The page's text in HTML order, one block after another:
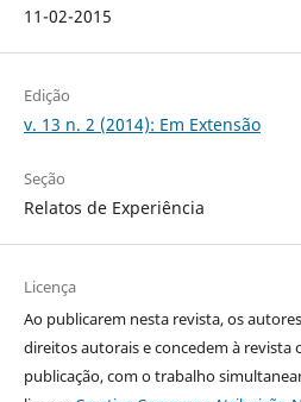
11-02-2015
Edição
v. 13 n. 2 (2014): Em Extensão
Seção
Relatos de Experiência
Licença
Ao publicarem nesta revista, os
direitos autorais e concedem à revista
publicação, com o trabalho